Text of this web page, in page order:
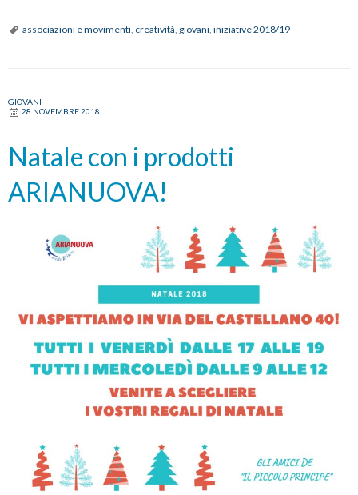
sogni
associazioni e movimenti, creatività, giovani, iniziative 2018/19
GIOVANI
28 NOVEMBRE 2018
Natale con i prodotti
ARIANUOVA!